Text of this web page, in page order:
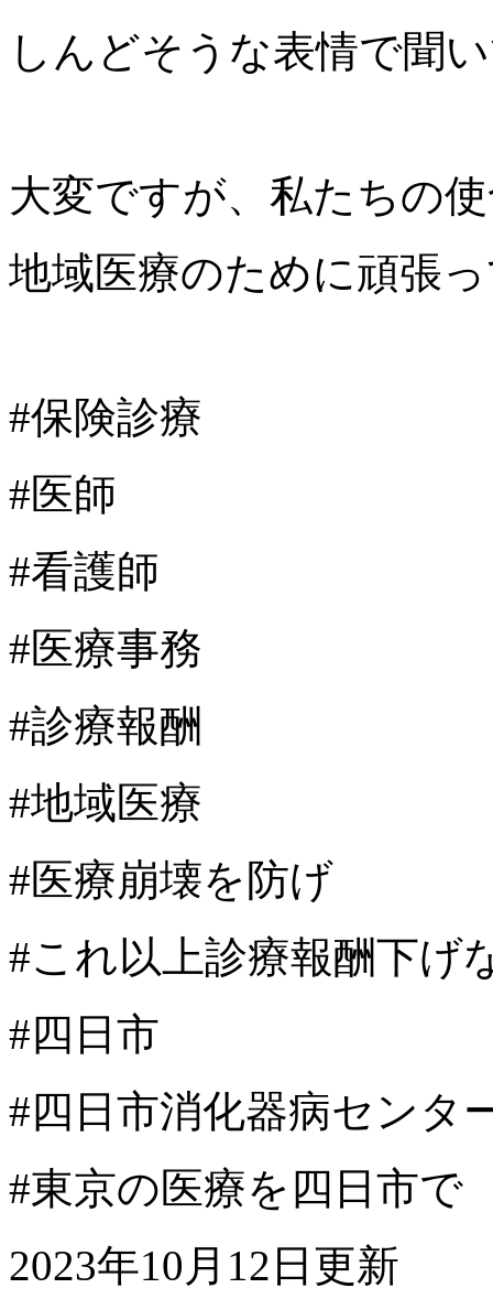
しんどそうな表情で聞
大変ですが、私たちの
地域医療のために頑張
#保険診療
#医師
#看護師
#医療事務
#診療報酬
#地域医療
#医療崩壊を防げ
#これ以上診療報酬下げ
#四日市
#四日市消化器病センタ
#東京の医療を四日市で
2023年10月12日更新